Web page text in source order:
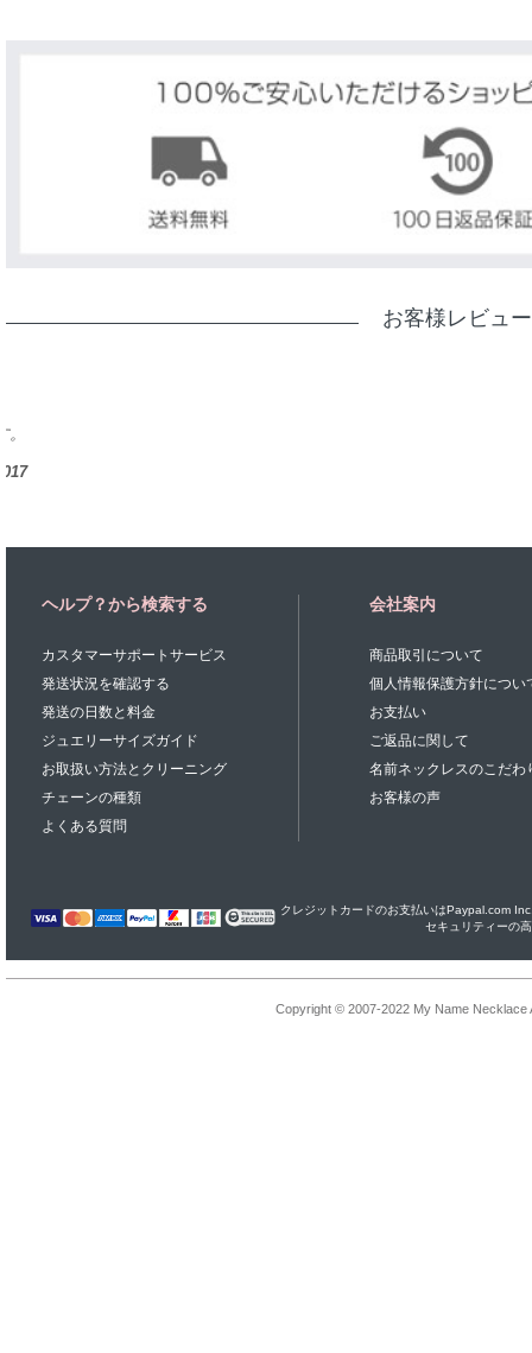
お客様レビュー
ヘルプ？から検索する
カスタマーサポートサービス
発送状況を確認する
発送の日数と料金
ジュエリーサイズガイド
お取扱い方法とクリーニング
チェーンの種類
よくある質問
会社案内
商品取引について
個人情報保護方針につい
お支払い
ご返品に関して
名前ネックレスのこだわ
お客様の声
クレジットカードのお支払いはPaypal.com
セキュリティーの
Copyright © 2007-2022 My Name Necklace